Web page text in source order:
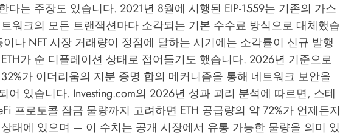
다는 주장도 있습니다. 2021년 8월에 시행된 EIP-1559는 기존의 가스
워크의 모든 트랜잭션마다 소각되는 기본 수수료 방식으로 대체했습
나 NFT 시장 거래량이 정점에 달하는 시기에는 소각률이 신규 발행
가 순 디플레이션 상태로 접어들기도 했습니다. 2026년 기준으로
가 이더리움의 지분 증명 합의 메커니즘을 통해 네트워크 보안을
어 있습니다. Investing.com의 2026년 성과 괴리 분석에 따르면, 스테
프로토콜 잠금 물량까지 고려하면 ETH 공급량의 약 72%가 언제든지
태에 있으며 — 이 수치는 공개 시장에서 유통 가능한 물량을 의미 있